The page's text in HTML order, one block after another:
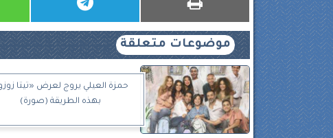
موضوعات متعلقة
حمزة العيلي يروج لعرض «تيتا
بهذه الطريقة (صورة)